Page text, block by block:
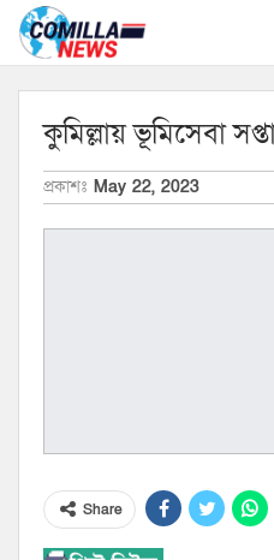
কুমিল্লায় ভূমিসেবা
প্রকাশঃ May 22, 2023
Share